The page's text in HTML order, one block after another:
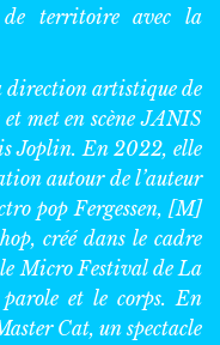
de territoire avec la
direction artistique de
met en scène JANIS
Joplin. En 2022, elle
autour de l’auteur
pop Fergessen, [M]
créé dans le cadre
Micro Festival de La
et le corps. En
Cat, un spectacle